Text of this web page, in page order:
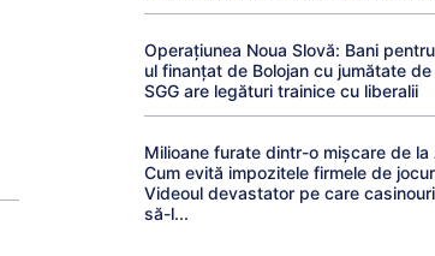
Operațiunea Noua Slovă: Bani
ul finanțat de Bolojan cu jumătate
SGG are legături trainice cu liberalii
Milioane furate dintr-o mișcare de la
Cum evită impozitele firmele de
Videoul devastator pe care
să-l...